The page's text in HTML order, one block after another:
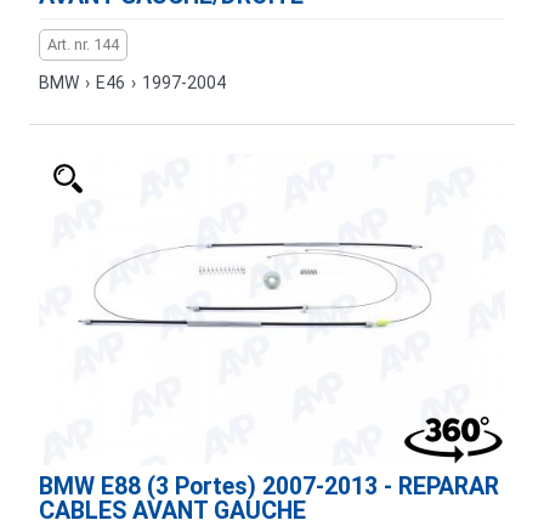
Art. nr. 144
BMW › E46 › 1997-2004
BMW E88 (3 Portes) 2007-2013 - REPARAR
CABLES AVANT GAUCHE